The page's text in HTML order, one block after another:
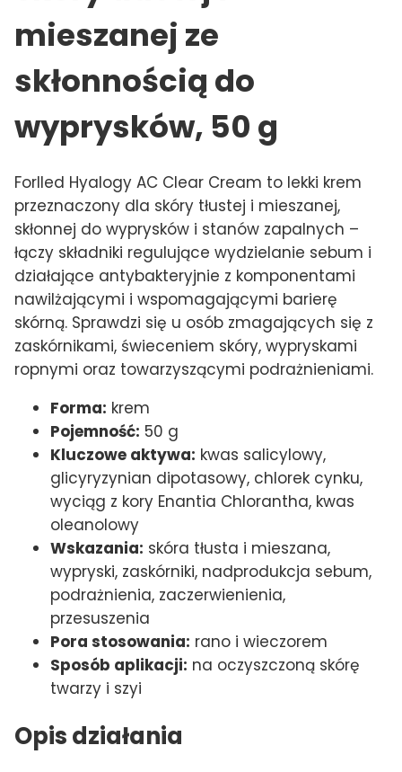
mieszanej ze
skłonnością do
wyprysków, 50 g
Forlled Hyalogy AC Clear Cream to lekki krem
przeznaczony dla skóry tłustej i mieszanej,
skłonnej do wyprysków i stanów zapalnych –
łączy składniki regulujące wydzielanie sebum i
działające antybakteryjnie z komponentami
nawilżającymi i wspomagającymi barierę
skórną. Sprawdzi się u osób zmagających się z
zaskórnikami, świeceniem skóry, wypryskami
ropnymi oraz towarzyszącymi podrażnieniami.
Forma: krem
Pojemność: 50 g
Kluczowe aktywa: kwas salicylowy,
glicyryzynian dipotasowy, chlorek cynku,
wyciąg z kory Enantia Chlorantha, kwas
oleanolowy
Wskazania: skóra tłusta i mieszana,
wypryski, zaskórniki, nadprodukcja sebum,
podrażnienia, zaczerwienienia,
przesuszenia
Pora stosowania: rano i wieczorem
Sposób aplikacji: na oczyszczoną skórę
twarzy i szyi
Opis działania